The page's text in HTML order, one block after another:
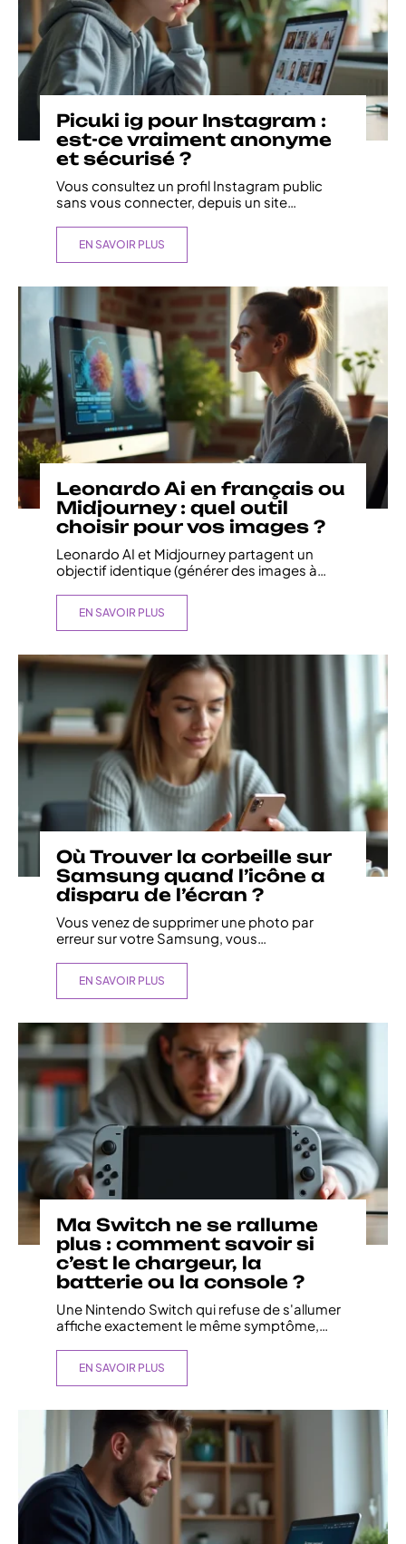
Picuki ig pour Instagram :
est-ce vraiment anonyme
et sécurisé ?
Vous consultez un profil Instagram public
sans vous connecter, depuis un site…
EN SAVOIR PLUS
Leonardo Ai en français ou
Midjourney : quel outil
choisir pour vos images ?
Leonardo AI et Midjourney partagent un
objectif identique (générer des images à…
EN SAVOIR PLUS
Où Trouver la corbeille sur
Samsung quand l’icône a
disparu de l’écran ?
Vous venez de supprimer une photo par
erreur sur votre Samsung, vous…
EN SAVOIR PLUS
Ma Switch ne se rallume
plus : comment savoir si
c’est le chargeur, la
batterie ou la console ?
Une Nintendo Switch qui refuse de s'allumer
affiche exactement le même symptôme,
EN SAVOIR PLUS